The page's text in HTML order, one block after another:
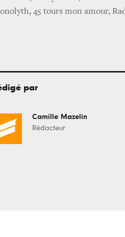
45 tours mon amour,
par
Camille Mazelin
Rédacteur